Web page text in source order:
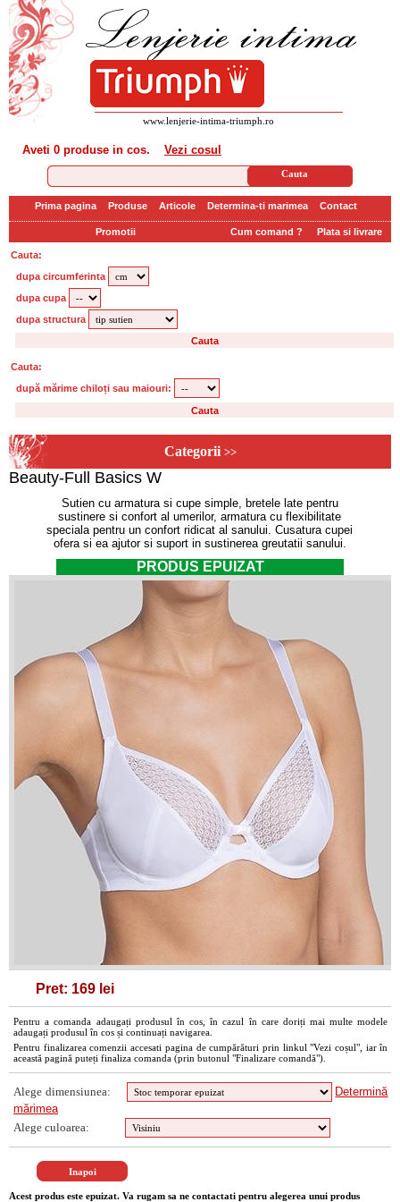
www.lenjerie-intima-triumph.ro
Aveti 0 produse in cos. Vezi cosul
Prima pagina Produse Articole Determina-ti marimea Contact
Promotii Cum comand ? Plata si livrare
Cauta:
dupa circumferinta
dupa cupa
dupa structura
Cauta:
după mărime chiloți sau maiouri:
Categorii >>
Beauty-Full Basics W
Sutien cu armatura si cupe simple, bretele late pentru
sustinere si confort al umerilor, armatura cu flexibilitate
speciala pentru un confort ridicat al sanului. Cusatura cupei
ofera si ea ajutor si suport in sustinerea greutatii sanului.
PRODUS EPUIZAT
Pret: 169 lei
Pentru a comanda adaugați produsul în cos, în cazul în care doriți mai multe modele
adaugați produsul în cos și continuați navigarea.
Pentru finalizarea comenzii accesati pagina de cumpărături prin linkul "Vezi coșul", iar în
această pagină puteți finaliza comanda (prin butonul "Finalizare comandă").
Alege dimensiunea:
Determină
mărimea
Alege culoarea:
Acest produs este epuizat. Va rugam sa ne contactati pentru alegerea unui produs